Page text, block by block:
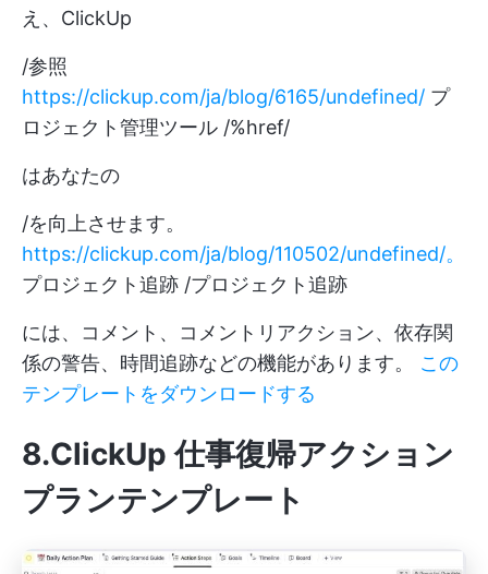
え、ClickUp
/参照
https://clickup.com/ja/blog/6165/undefined/ プ
ロジェクト管理ツール /%href/
はあなたの
/を向上させます。
https://clickup.com/ja/blog/110502/undefined/。
プロジェクト追跡 /プロジェクト追跡
には、コメント、コメントリアクション、依存関
係の警告、時間追跡などの機能があります。 この
テンプレートをダウンロードする
8.ClickUp 仕事復帰アクション
プランテンプレート